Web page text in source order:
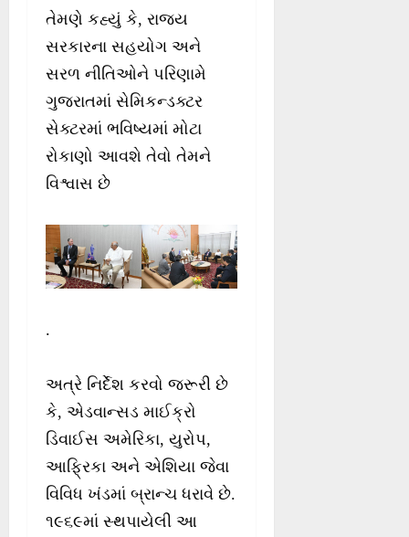
તેમણે કહ્યું કે, રાજ્ય
સરકારના સહયોગ અને
સરળ નીતિઓને પરિણામે
ગુજરાતમાં સેમિકન્‍ડક્ટર
સેક્ટરમાં ભવિષ્યમાં મોટા
રોકાણો આવશે તેવો તેમને
વિશ્વાસ છે
.
અત્રે નિર્દેશ કરવો જરૂરી છે
કે, એડવાન્‍સડ માઈક્રો
ડિવાઈસ અમેરિકા, યુરોપ,
આફ્રિકા અને એશિયા જેવા
વિવિધ ખંડમાં બ્રાન્‍ચ ધરાવે છે.
૧૯૬૯માં સ્થપાયેલી આ